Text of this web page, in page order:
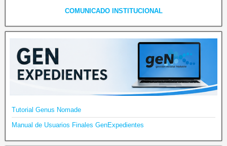
COMUNICADO INSTITUCIONAL
Tutorial Genus Nomade
Manual de Usuarios Finales GenExpedientes